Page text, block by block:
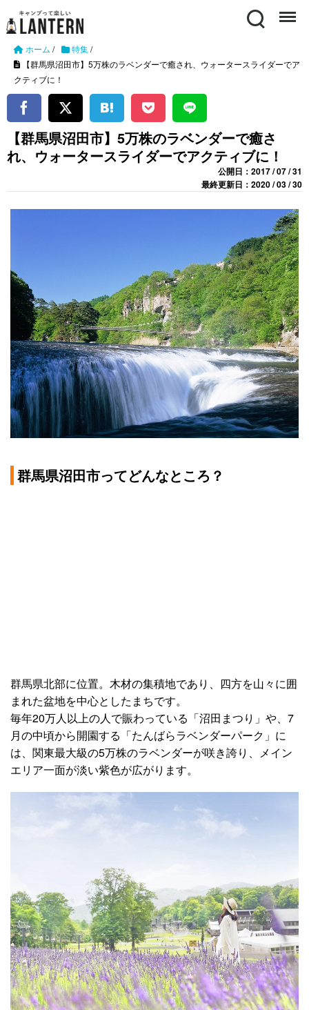
Search Menu
ホーム / 特集/
【群馬県沼田市】5万株のラベンダーで癒され、ウォータースライダーでア
クティブに！
【群馬県沼田市】5万株のラベンダーで癒さ
れ、ウォータースライダーでアクティブに！
公開日：2017 / 07 / 31
最終更新日：2020 / 03 / 30
群馬県沼田市ってどんなところ？
群馬県北部に位置。木材の集積地であり、四方を山々に囲
まれた盆地を中心としたまちです。
毎年20万人以上の人で賑わっている「沼田まつり」や、7
月の中頃から開園する「たんばらラベンダーパーク」に
は、関東最大級の5万株のラベンダーが咲き誇り、メイン
エリア一面が淡い紫色が広がります。